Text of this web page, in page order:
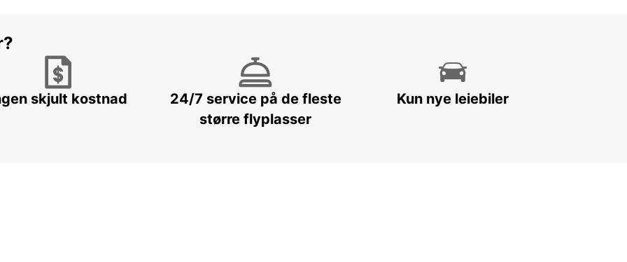
skjult kostnad
24/7 service på de fleste
større flyplasser
Kun nye leiebiler